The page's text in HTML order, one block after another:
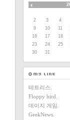
2
3 4
9
10 11
16
17 18
23
24 25
30
31
테트리스.
Floppy bird.
데이지 게임.
GeekNews.